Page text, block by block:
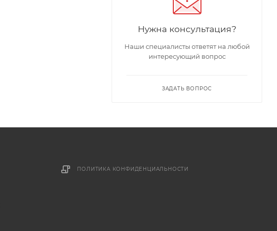
Нужна консультация?
Наши специалисты ответят на любой
интересующий вопрос
ЗАДАТЬ ВОПРОС
ПОЛИТИКА КОНФИДЕНЦИАЛЬНОСТИ